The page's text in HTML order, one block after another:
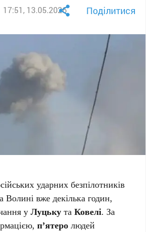
17:51, 13.05.2026 Поділитися
ударних безпілотників
Волині вже декілька годин,
уЛуцьку таКовелі. За
п’ятеро людей